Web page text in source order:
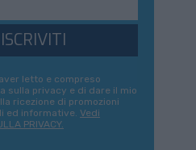
ISCRIVITI
letto e compreso
sulla privacy e di dare il mio
ricezione di promozioni
ed informative. Vedi
PRIVACY.